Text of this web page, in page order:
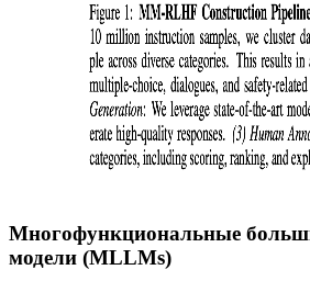
Многофункциональные
модели (MLLMs)